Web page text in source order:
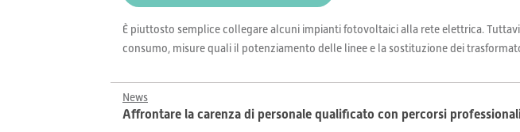
È piuttosto semplice collegare alcuni impianti fotovoltaici alla rete elettrica.
consumo, misure quali il potenziamento delle linee e la sostituzione dei
News
Affrontare la carenza di personale qualificato con percorsi